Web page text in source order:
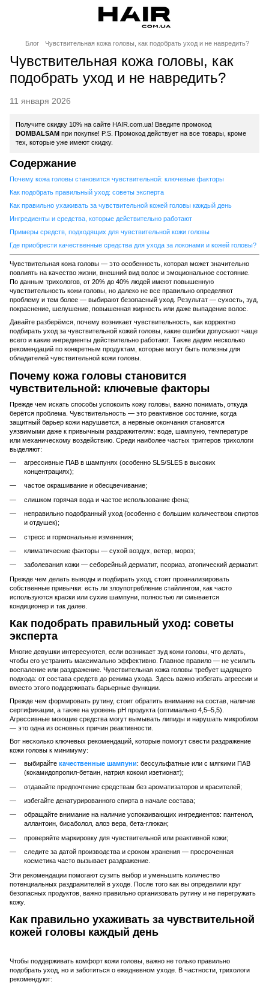
Блог Чувствительная кожа головы, как подобрать уход и не навредить?
Чувствительная кожа головы, как
подобрать уход и не навредить?
11 января 2026
Получите скидку 10% на сайте HAIR.com.ua! Введите промокод
DOMBALSAM при покупке! P.S. Промокод действует на все товары, кроме
тех, которые уже имеют скидку.
Содержание
Почему кожа головы становится чувствительной: ключевые факторы
Как подобрать правильный уход: советы эксперта
Как правильно ухаживать за чувствительной кожей головы каждый день
Ингредиенты и средства, которые действительно работают
Примеры средств, подходящих для чувствительной кожи головы
Где приобрести качественные средства для ухода за локонами и кожей головы?
Чувствительная кожа головы — это особенность, которая может значительно
повлиять на качество жизни, внешний вид волос и эмоциональное состояние.
По данным трихологов, от 20% до 40% людей имеют повышенную
чувствительность кожи головы, но далеко не все правильно определяют
проблему и тем более — выбирают безопасный уход. Результат — сухость, зуд,
покраснение, шелушение, повышенная жирность или даже выпадение волос.
Давайте разберёмся, почему возникает чувствительность, как корректно
подбирать уход за чувствительной кожей головы, какие ошибки допускают чаще
всего и какие ингредиенты действительно работают. Также дадим несколько
рекомендаций по конкретным продуктам, которые могут быть полезны для
обладателей чувствительной кожи головы.
Почему кожа головы становится
чувствительной: ключевые факторы
Прежде чем искать способы успокоить кожу головы, важно понимать, откуда
берётся проблема. Чувствительность — это реактивное состояние, когда
защитный барьер кожи нарушается, а нервные окончания становятся
уязвимыми даже к привычным раздражителям: воде, шампуню, температуре
или механическому воздействию. Среди наиболее частых триггеров трихологи
выделяют:
агрессивные ПАВ в шампунях (особенно SLS/SLES в высоких
концентрациях);
частое окрашивание и обесцвечивание;
слишком горячая вода и частое использование фена;
неправильно подобранный уход (особенно с большим количеством спиртов
и отдушек);
стресс и гормональные изменения;
климатические факторы — сухой воздух, ветер, мороз;
заболевания кожи — себорейный дерматит, псориаз, атопический дерматит.
Прежде чем делать выводы и подбирать уход, стоит проанализировать
собственные привычки: есть ли злоупотребление стайлингом, как часто
используются краски или сухие шампуни, полностью ли смывается
кондиционер и так далее.
Как подобрать правильный уход: советы
эксперта
Многие девушки интересуются, если возникает зуд кожи головы, что делать,
чтобы его устранить максимально эффективно. Главное правило — не усилить
воспаление или раздражение. Чувствительная кожа головы требует щадящего
подхода: от состава средств до режима ухода. Здесь важно избегать агрессии и
вместо этого поддерживать барьерные функции.
Прежде чем формировать рутину, стоит обратить внимание на состав, наличие
сертификации, а также на уровень pH продукта (оптимально 4,5–5,5).
Агрессивные моющие средства могут вымывать липиды и нарушать микробиом
— это одна из основных причин реактивности.
Вот несколько ключевых рекомендаций, которые помогут свести раздражение
кожи головы к минимуму:
выбирайте качественные шампуни: бессульфатные или с мягкими ПАВ
(кокамидопропил-бетаин, натрия кокоил изетионат);
отдавайте предпочтение средствам без ароматизаторов и красителей;
избегайте денатурированного спирта в начале состава;
обращайте внимание на наличие успокаивающих ингредиентов: пантенол,
аллантоин, бисаболол, алоэ вера, бета-глюкан;
проверяйте маркировку для чувствительной или реактивной кожи;
следите за датой производства и сроком хранения — просроченная
косметика часто вызывает раздражение.
Эти рекомендации помогают сузить выбор и уменьшить количество
потенциальных раздражителей в уходе. После того как вы определили круг
безопасных продуктов, важно правильно организовать рутину и не перегружать
кожу.
Как правильно ухаживать за чувствительной
кожей головы каждый день
Чтобы поддерживать комфорт кожи головы, важно не только правильно
подобрать уход, но и заботиться о ежедневном уходе. В частности, трихологи
рекомендуют: